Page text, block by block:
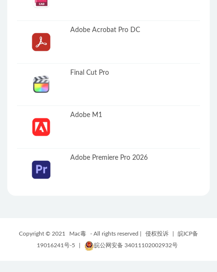
Adobe Acrobat Pro DC
Final Cut Pro
Adobe M1
Adobe Premiere Pro 2026
Copyright © 2021 Mac毒 - All rights reserved | 侵权投诉
皖ICP备
19016241号-5
皖公网安备 34011102002932号